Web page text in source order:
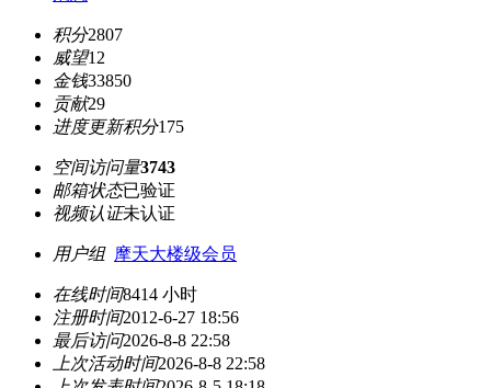
积分2807
威望12
金钱33850
贡献29
进度更新积分175
空间访问量3743
邮箱状态已验证
视频认证未认证
用户组 摩天大楼级会员
在线时间8414 小时
注册时间2012-6-27 18:56
最后访问2026-8-8 22:58
上次活动时间2026-8-8 22:58